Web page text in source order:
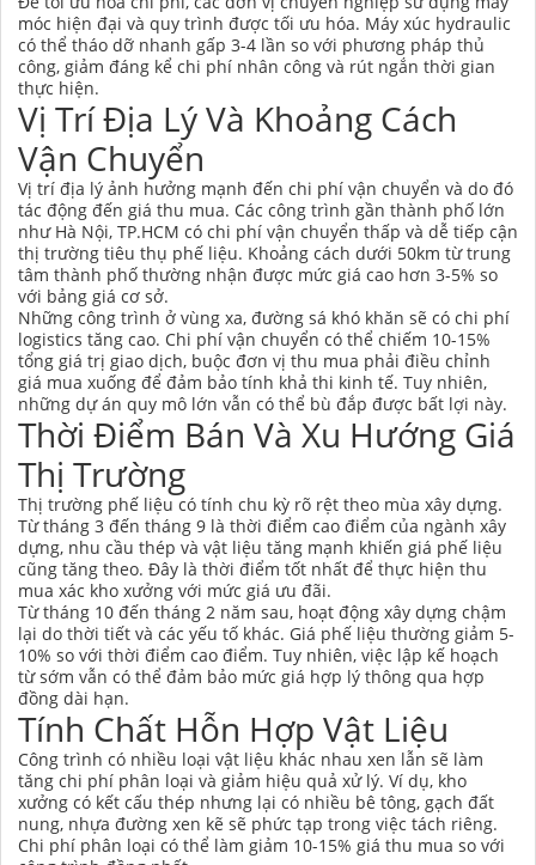
móc hiện đại và quy trình được tối ưu hóa. Máy xúc hydraulic
có thể tháo dỡ nhanh gấp 3-4 lần so với phương pháp thủ
công, giảm đáng kể chi phí nhân công và rút ngắn thời gian
thực hiện.
Vị Trí Địa Lý Và Khoảng Cách
Vận Chuyển
Vị trí địa lý ảnh hưởng mạnh đến chi phí vận chuyển và do đó
tác động đến giá thu mua. Các công trình gần thành phố lớn
như Hà Nội, TP.HCM có chi phí vận chuyển thấp và dễ tiếp cận
thị trường tiêu thụ phế liệu. Khoảng cách dưới 50km từ trung
tâm thành phố thường nhận được mức giá cao hơn 3-5% so
với bảng giá cơ sở.
Những công trình ở vùng xa, đường sá khó khăn sẽ có chi phí
logistics tăng cao. Chi phí vận chuyển có thể chiếm 10-15%
tổng giá trị giao dịch, buộc đơn vị thu mua phải điều chỉnh
giá mua xuống để đảm bảo tính khả thi kinh tế. Tuy nhiên,
những dự án quy mô lớn vẫn có thể bù đắp được bất lợi này.
Thời Điểm Bán Và Xu Hướng Giá
Thị Trường
Thị trường phế liệu có tính chu kỳ rõ rệt theo mùa xây dựng.
Từ tháng 3 đến tháng 9 là thời điểm cao điểm của ngành xây
dựng, nhu cầu thép và vật liệu tăng mạnh khiến giá phế liệu
cũng tăng theo. Đây là thời điểm tốt nhất để thực hiện thu
mua xác kho xưởng với mức giá ưu đãi.
Từ tháng 10 đến tháng 2 năm sau, hoạt động xây dựng chậm
lại do thời tiết và các yếu tố khác. Giá phế liệu thường giảm 5-
10% so với thời điểm cao điểm. Tuy nhiên, việc lập kế hoạch
từ sớm vẫn có thể đảm bảo mức giá hợp lý thông qua hợp
đồng dài hạn.
Tính Chất Hỗn Hợp Vật Liệu
Công trình có nhiều loại vật liệu khác nhau xen lẫn sẽ làm
tăng chi phí phân loại và giảm hiệu quả xử lý. Ví dụ, kho
xưởng có kết cấu thép nhưng lại có nhiều bê tông, gạch đất
nung, nhựa đường xen kẽ sẽ phức tạp trong việc tách riêng.
Chi phí phân loại có thể làm giảm 10-15% giá thu mua so với